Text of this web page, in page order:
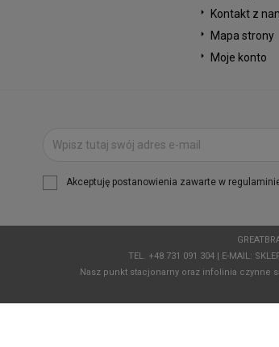
Kontakt z
Mapa strony
Moje konto
Akceptuję postanowienia zawarte w
TEL. +48 731 091 304 | E-MAIL:
Nasz punkt stacjonarny oraz infolinia czynne